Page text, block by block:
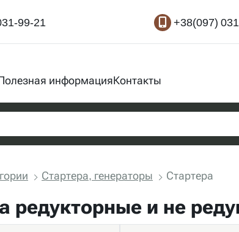
99-21 +38(097)
информацияКонтакты
Стартера, генераторы Стартера
редукторные и не